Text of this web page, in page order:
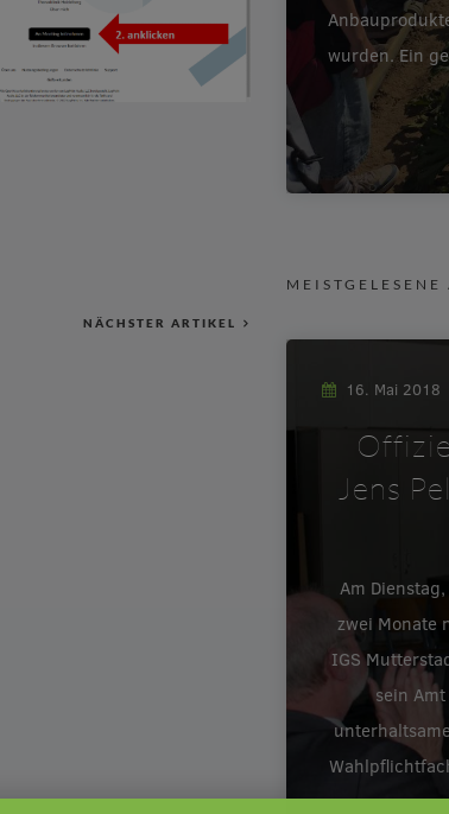
NÄCHSTER ARTIKEL
wurden. Ein
MEISTGELESENE
16. Mai 2018
Jens
Am
zwei Monate
IGS
sein